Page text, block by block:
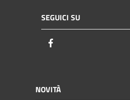
SEGUICI SU
NOVITÀ